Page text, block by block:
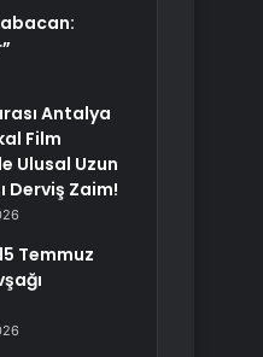
Antalya
Film
Ulusal Uzun
Derviş Zaim!
Temmuz